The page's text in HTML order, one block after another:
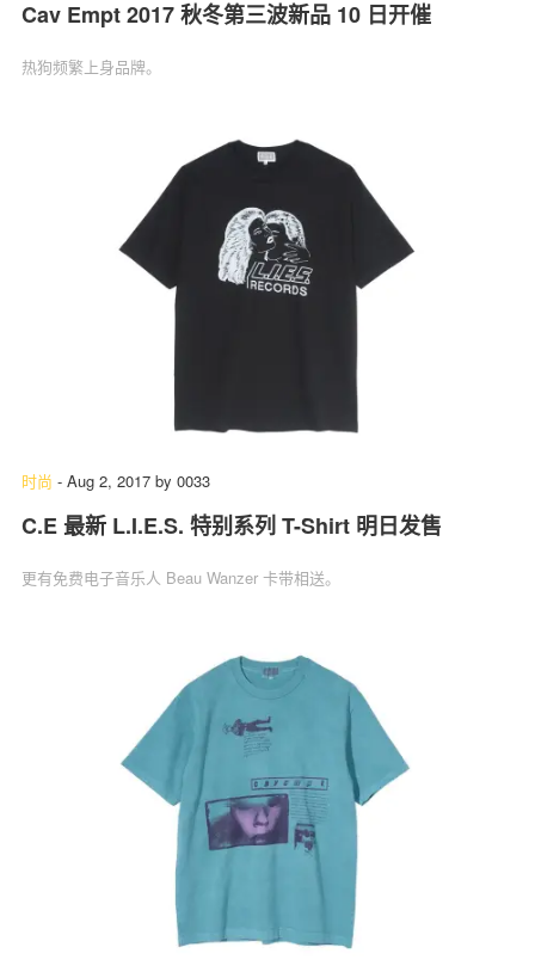
Cav Empt 2017 秋冬第三波新品 10 日开催
热狗频繁上身品牌。
时尚 - Aug 2, 2017 by 0033
C.E 最新 L.I.E.S. 特别系列 T-Shirt 明日发售
更有免费电子音乐人 Beau Wanzer 卡带相送。